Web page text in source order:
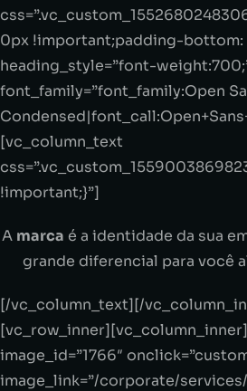
0px !important;padding-bottom:
heading_style=”font-
font_family=”font_family:Open
[vc_column_text
!important;}”]
A marca é a identidade da sua
grande diferencial para você
[/vc_column_text][/
image_id=”1766″
image_link=”/corporate/